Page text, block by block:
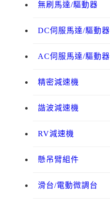
無刷馬達/驅動器
DC伺服馬達/驅動器
AC伺服馬達/驅動器
精密減速機
諧波減速機
RV減速機
懸吊臂組件
滑台/電動微調台